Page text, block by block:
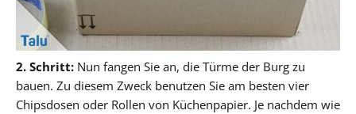
2. Schritt: Nun fangen Sie an, die Türme der Burg zu
bauen. Zu diesem Zweck benutzen Sie am besten vier
Chipsdosen oder Rollen von Küchenpapier. Je nachdem wie